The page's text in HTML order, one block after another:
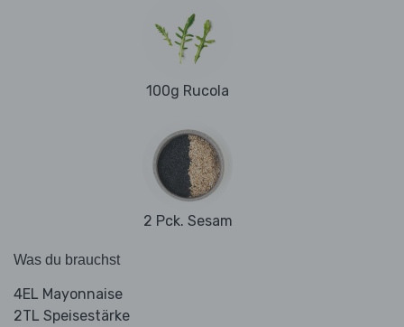
100g Rucola
2 Pck. Sesam
Was du brauchst
4EL Mayonnaise
2TL Speisestärke